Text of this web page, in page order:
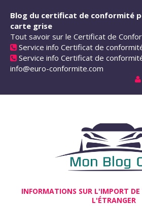
Blog du certificat de conformité
carte grise
Tout savoir sur le Certificat de
Service info Certificat de
Service info Certificat de
info@euro-conformite.com
INFORMATIONS SUR L'IMPORT DE
L'ÉTRANGER